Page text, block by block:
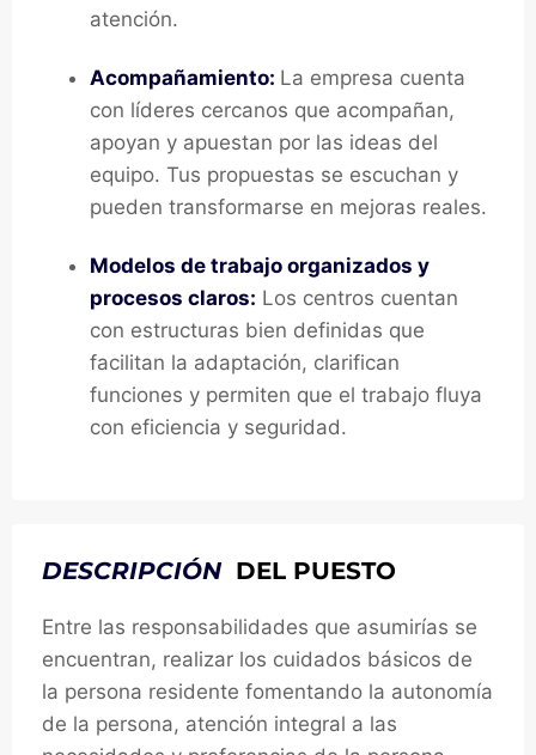
atención.
Acompañamiento: La empresa cuenta
con líderes cercanos que acompañan,
apoyan y apuestan por las ideas del
equipo. Tus propuestas se escuchan y
pueden transformarse en mejoras reales.
Modelos de trabajo organizados y
procesos claros: Los centros cuentan
con estructuras bien definidas que
facilitan la adaptación, clarifican
funciones y permiten que el trabajo fluya
con eficiencia y seguridad.
DESCRIPCIÓNDEL PUESTO
Entre las responsabilidades que asumirías se
encuentran, realizar los cuidados básicos de
la persona residente fomentando la autonomía
de la persona, atención integral a las